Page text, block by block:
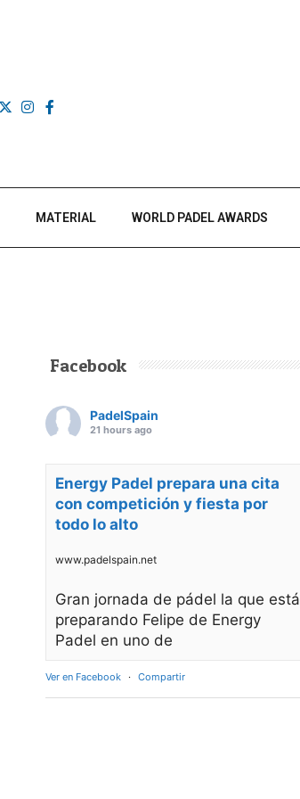
MATERIAL WORLD PADEL AWARDS
Facebook
PadelSpain
21 hours ago
Energy Padel prepara una cita
con competición y fiesta por
todo lo alto
www.padelspain.net
Gran jornada de pádel la que está
preparando Felipe de Energy
Padel en uno de
Ver en Facebook · Compartir